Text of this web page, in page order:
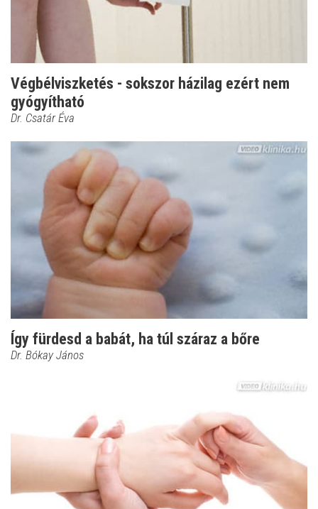
Végbélviszketés - sokszor házilag ezért nem
gyógyítható
Dr. Csatár Éva
Így fürdesd a babát, ha túl száraz a bőre
Dr. Bókay János